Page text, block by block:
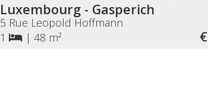
Luxembourg - Gasperich
5 Rue Leopold Hoffmann
1
| 48 m²